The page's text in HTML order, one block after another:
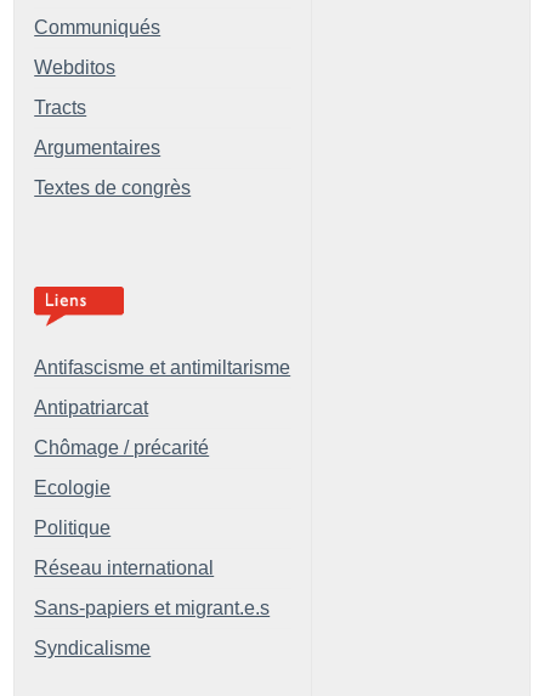
Communiqués
Webditos
Tracts
Argumentaires
Textes de congrès
Antifascisme et antimiltarisme
Antipatriarcat
Chômage / précarité
Ecologie
Politique
Réseau international
Sans-papiers et migrant.e.s
Syndicalisme